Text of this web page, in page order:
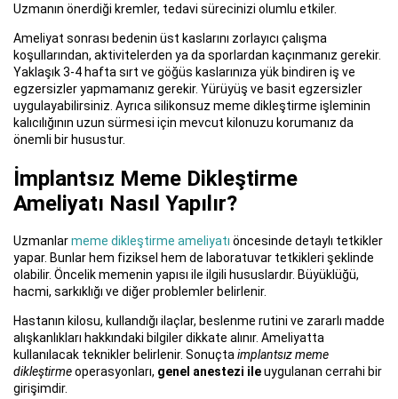
Uzmanın önerdiği kremler, tedavi sürecinizi olumlu etkiler.
Ameliyat sonrası bedenin üst kaslarını zorlayıcı çalışma
koşullarından, aktivitelerden ya da sporlardan kaçınmanız gerekir.
Yaklaşık 3-4 hafta sırt ve göğüs kaslarınıza yük bindiren iş ve
egzersizler yapmamanız gerekir. Yürüyüş ve basit egzersizler
uygulayabilirsiniz. Ayrıca silikonsuz meme dikleştirme işleminin
kalıcılığının uzun sürmesi için mevcut kilonuzu korumanız da
önemli bir husustur.
İmplantsız Meme Dikleştirme
Ameliyatı Nasıl Yapılır?
Uzmanlarmeme dikleştirme ameliyatı öncesinde detaylı tetkikler
yapar. Bunlar hem fiziksel hem de laboratuvar tetkikleri şeklinde
olabilir. Öncelik memenin yapısı ile ilgili hususlardır. Büyüklüğü,
hacmi, sarkıklığı ve diğer problemler belirlenir.
Hastanın kilosu, kullandığı ilaçlar, beslenme rutini ve zararlı madde
alışkanlıkları hakkındaki bilgiler dikkate alınır. Ameliyatta
kullanılacak teknikler belirlenir. Sonuçtaimplantsız meme
dikleştirmeoperasyonları, genel anestezi ileuygulanan cerrahi bir
girişimdir.